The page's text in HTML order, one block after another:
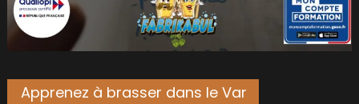
Apprenez à brasser dans le Var